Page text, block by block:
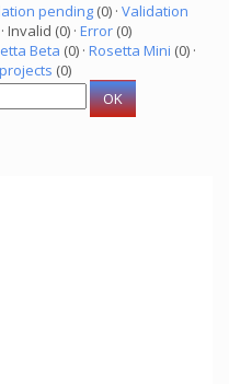
pending (0) · Validation
Invalid (0) · Error (0)
Beta (0) · Rosetta Mini (0) ·
(0)